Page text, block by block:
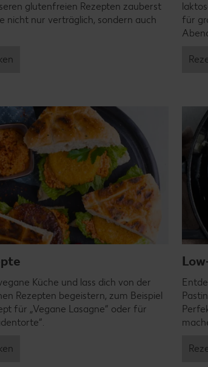
glutenfreien Rezepten zauberst
nicht nur verträglich, sondern auch
für
Küche und lass dich von der
Rezepten begeistern, zum Beispiel
für „Vegane Lasagne“ oder für